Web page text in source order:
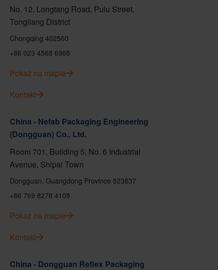
No. 12, Longtang Road, Pulu Street,
Tongliang District
Chongqing 402560
+86 023 4568 6968
Pokaż na mapie
Kontakt
China - Nefab Packaging Engineering
(Dongguan) Co., Ltd.
Room 701, Building 5, No. 6 Industrial
Avenue, Shipai Town
Dongguan, Guangdong Province 523837
+86 769 8278 4108
Pokaż na mapie
Kontakt
China - Dongguan Reflex Packaging